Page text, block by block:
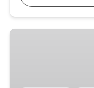
Pompei